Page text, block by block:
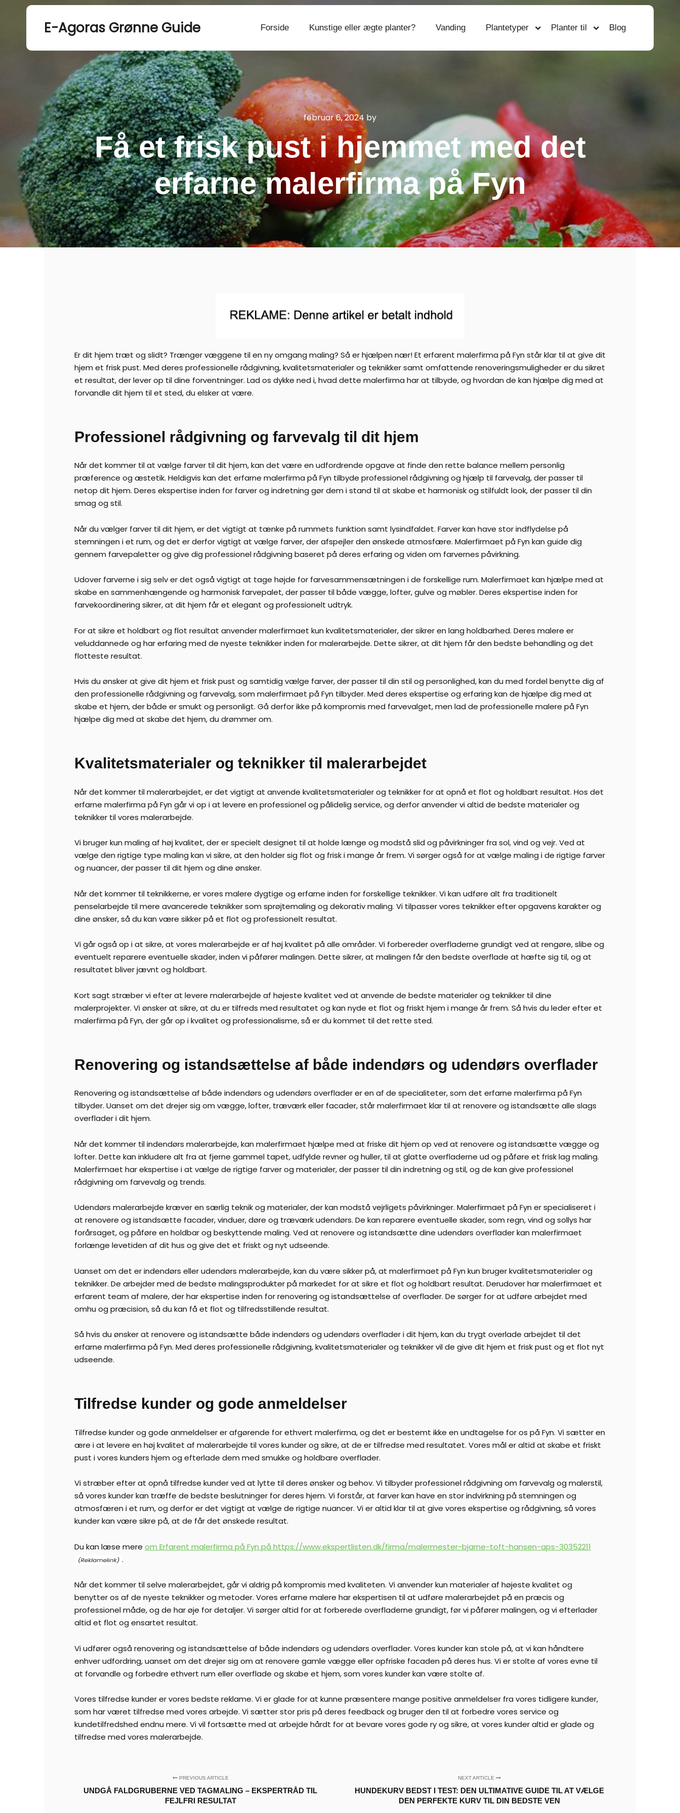
E-Agoras Grønne Guide Forside Kunstige eller ægte planter? Vanding Plantetyper Planter til Blog
februar 6, 2024 by
Få et frisk pust i hjemmet med det
erfarne malerfirma på Fyn
Er dit hjem træt og slidt? Trænger væggene til en ny omgang maling? Så er hjælpen nær! Et erfarent malerfirma på Fyn står klar til at give dit
hjem et frisk pust. Med deres professionelle rådgivning, kvalitetsmaterialer og teknikker samt omfattende renoveringsmuligheder er du sikret
et resultat, der lever op til dine forventninger. Lad os dykke ned i, hvad dette malerfirma har at tilbyde, og hvordan de kan hjælpe dig med at
forvandle dit hjem til et sted, du elsker at være.
Professionel rådgivning og farvevalg til dit hjem
Når det kommer til at vælge farver til dit hjem, kan det være en udfordrende opgave at finde den rette balance mellem personlig
præference og æstetik. Heldigvis kan det erfarne malerfirma på Fyn tilbyde professionel rådgivning og hjælp til farvevalg, der passer til
netop dit hjem. Deres ekspertise inden for farver og indretning gør dem i stand til at skabe et harmonisk og stilfuldt look, der passer til din
smag og stil.
Når du vælger farver til dit hjem, er det vigtigt at tænke på rummets funktion samt lysindfaldet. Farver kan have stor indflydelse på
stemningen i et rum, og det er derfor vigtigt at vælge farver, der afspejler den ønskede atmosfære. Malerfirmaet på Fyn kan guide dig
gennem farvepaletter og give dig professionel rådgivning baseret på deres erfaring og viden om farvernes påvirkning.
Udover farverne i sig selv er det også vigtigt at tage højde for farvesammensætningen i de forskellige rum. Malerfirmaet kan hjælpe med at
skabe en sammenhængende og harmonisk farvepalet, der passer til både vægge, lofter, gulve og møbler. Deres ekspertise inden for
farvekoordinering sikrer, at dit hjem får et elegant og professionelt udtryk.
For at sikre et holdbart og flot resultat anvender malerfirmaet kun kvalitetsmaterialer, der sikrer en lang holdbarhed. Deres malere er
veluddannede og har erfaring med de nyeste teknikker inden for malerarbejde. Dette sikrer, at dit hjem får den bedste behandling og det
flotteste resultat.
Hvis du ønsker at give dit hjem et frisk pust og samtidig vælge farver, der passer til din stil og personlighed, kan du med fordel benytte dig af
den professionelle rådgivning og farvevalg, som malerfirmaet på Fyn tilbyder. Med deres ekspertise og erfaring kan de hjælpe dig med at
skabe et hjem, der både er smukt og personligt. Gå derfor ikke på kompromis med farvevalget, men lad de professionelle malere på Fyn
hjælpe dig med at skabe det hjem, du drømmer om.
Kvalitetsmaterialer og teknikker til malerarbejdet
Når det kommer til malerarbejdet, er det vigtigt at anvende kvalitetsmaterialer og teknikker for at opnå et flot og holdbart resultat. Hos det
erfarne malerfirma på Fyn går vi op i at levere en professionel og pålidelig service, og derfor anvender vi altid de bedste materialer og
teknikker til vores malerarbejde.
Vi bruger kun maling af høj kvalitet, der er specielt designet til at holde længe og modstå slid og påvirkninger fra sol, vind og vejr. Ved at
vælge den rigtige type maling kan vi sikre, at den holder sig flot og frisk i mange år frem. Vi sørger også for at vælge maling i de rigtige farver
og nuancer, der passer til dit hjem og dine ønsker.
Når det kommer til teknikkerne, er vores malere dygtige og erfarne inden for forskellige teknikker. Vi kan udføre alt fra traditionelt
penselarbejde til mere avancerede teknikker som sprøjtemaling og dekorativ maling. Vi tilpasser vores teknikker efter opgavens karakter og
dine ønsker, så du kan være sikker på et flot og professionelt resultat.
Vi går også op i at sikre, at vores malerarbejde er af høj kvalitet på alle områder. Vi forbereder overfladerne grundigt ved at rengøre, slibe og
eventuelt reparere eventuelle skader, inden vi påfører malingen. Dette sikrer, at malingen får den bedste overflade at hæfte sig til, og at
resultatet bliver jævnt og holdbart.
Kort sagt stræber vi efter at levere malerarbejde af højeste kvalitet ved at anvende de bedste materialer og teknikker til dine
malerprojekter. Vi ønsker at sikre, at du er tilfreds med resultatet og kan nyde et flot og friskt hjem i mange år frem. Så hvis du leder efter et
malerfirma på Fyn, der går op i kvalitet og professionalisme, så er du kommet til det rette sted.
Renovering og istandsættelse af både indendørs og udendørs overflader
Renovering og istandsættelse af både indendørs og udendørs overflader er en af de specialiteter, som det erfarne malerfirma på Fyn
tilbyder. Uanset om det drejer sig om vægge, lofter, træværk eller facader, står malerfirmaet klar til at renovere og istandsætte alle slags
overflader i dit hjem.
Når det kommer til indendørs malerarbejde, kan malerfirmaet hjælpe med at friske dit hjem op ved at renovere og istandsætte vægge og
lofter. Dette kan inkludere alt fra at fjerne gammel tapet, udfylde revner og huller, til at glatte overfladerne ud og påføre et frisk lag maling.
Malerfirmaet har ekspertise i at vælge de rigtige farver og materialer, der passer til din indretning og stil, og de kan give professionel
rådgivning om farvevalg og trends.
Udendørs malerarbejde kræver en særlig teknik og materialer, der kan modstå vejrligets påvirkninger. Malerfirmaet på Fyn er specialiseret i
at renovere og istandsætte facader, vinduer, døre og træværk udendørs. De kan reparere eventuelle skader, som regn, vind og sollys har
forårsaget, og påføre en holdbar og beskyttende maling. Ved at renovere og istandsætte dine udendørs overflader kan malerfirmaet
forlænge levetiden af dit hus og give det et friskt og nyt udseende.
Uanset om det er indendørs eller udendørs malerarbejde, kan du være sikker på, at malerfirmaet på Fyn kun bruger kvalitetsmaterialer og
teknikker. De arbejder med de bedste malingsprodukter på markedet for at sikre et flot og holdbart resultat. Derudover har malerfirmaet et
erfarent team af malere, der har ekspertise inden for renovering og istandsættelse af overflader. De sørger for at udføre arbejdet med
omhu og præcision, så du kan få et flot og tilfredsstillende resultat.
Så hvis du ønsker at renovere og istandsætte både indendørs og udendørs overflader i dit hjem, kan du trygt overlade arbejdet til det
erfarne malerfirma på Fyn. Med deres professionelle rådgivning, kvalitetsmaterialer og teknikker vil de give dit hjem et frisk pust og et flot nyt
udseende.
Tilfredse kunder og gode anmeldelser
Tilfredse kunder og gode anmeldelser er afgørende for ethvert malerfirma, og det er bestemt ikke en undtagelse for os på Fyn. Vi sætter en
ære i at levere en høj kvalitet af malerarbejde til vores kunder og sikre, at de er tilfredse med resultatet. Vores mål er altid at skabe et friskt
pust i vores kunders hjem og efterlade dem med smukke og holdbare overflader.
Vi stræber efter at opnå tilfredse kunder ved at lytte til deres ønsker og behov. Vi tilbyder professionel rådgivning om farvevalg og malerstil,
så vores kunder kan træffe de bedste beslutninger for deres hjem. Vi forstår, at farver kan have en stor indvirkning på stemningen og
atmosfæren i et rum, og derfor er det vigtigt at vælge de rigtige nuancer. Vi er altid klar til at give vores ekspertise og rådgivning, så vores
kunder kan være sikre på, at de får det ønskede resultat.
Du kan læse mere om Erfarent malerfirma på Fyn på https://www.ekspertlisten.dk/firma/malermester-bjarne-toft-hansen-aps-30352211
.
Når det kommer til selve malerarbejdet, går vi aldrig på kompromis med kvaliteten. Vi anvender kun materialer af højeste kvalitet og
benytter os af de nyeste teknikker og metoder. Vores erfarne malere har ekspertisen til at udføre malerarbejdet på en præcis og
professionel måde, og de har øje for detaljer. Vi sørger altid for at forberede overfladerne grundigt, før vi påfører malingen, og vi efterlader
altid et flot og ensartet resultat.
Vi udfører også renovering og istandsættelse af både indendørs og udendørs overflader. Vores kunder kan stole på, at vi kan håndtere
enhver udfordring, uanset om det drejer sig om at renovere gamle vægge eller opfriske facaden på deres hus. Vi er stolte af vores evne til
at forvandle og forbedre ethvert rum eller overflade og skabe et hjem, som vores kunder kan være stolte af.
Vores tilfredse kunder er vores bedste reklame. Vi er glade for at kunne præsentere mange positive anmeldelser fra vores tidligere kunder,
som har været tilfredse med vores arbejde. Vi sætter stor pris på deres feedback og bruger den til at forbedre vores service og
kundetilfredshed endnu mere. Vi vil fortsætte med at arbejde hårdt for at bevare vores gode ry og sikre, at vores kunder altid er glade og
tilfredse med vores malerarbejde.
PREVIOUS ARTICLE
UNDGÅ FALDGRUBERNE VED TAGMALING – EKSPERTRÅD TIL
FEJLFRI RESULTAT
NEXT ARTICLE
HUNDEKURV BEDST I TEST: DEN ULTIMATIVE GUIDE TIL AT VÆLGE
DEN PERFEKTE KURV TIL DIN BEDSTE VEN